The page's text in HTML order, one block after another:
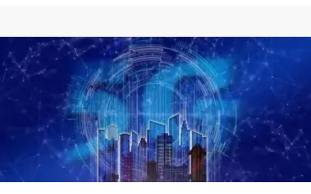
Franco (Igualdade Racial), Cida Gonçalves (Mulheres),
Jader Barbalho Filho (Cidades), Luiz Marinho
(Trabalho e Emprego), Marina Silva (Meio Ambiente e
Mudança do Clima), Paulo Teixeira (Desenvolvimento
Agrário) e Silvio Almeida (Direitos Humanos